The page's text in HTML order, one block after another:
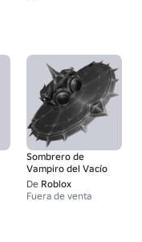
Sombrero de
Vampiro del Vacío
De Roblox
Fuera de venta